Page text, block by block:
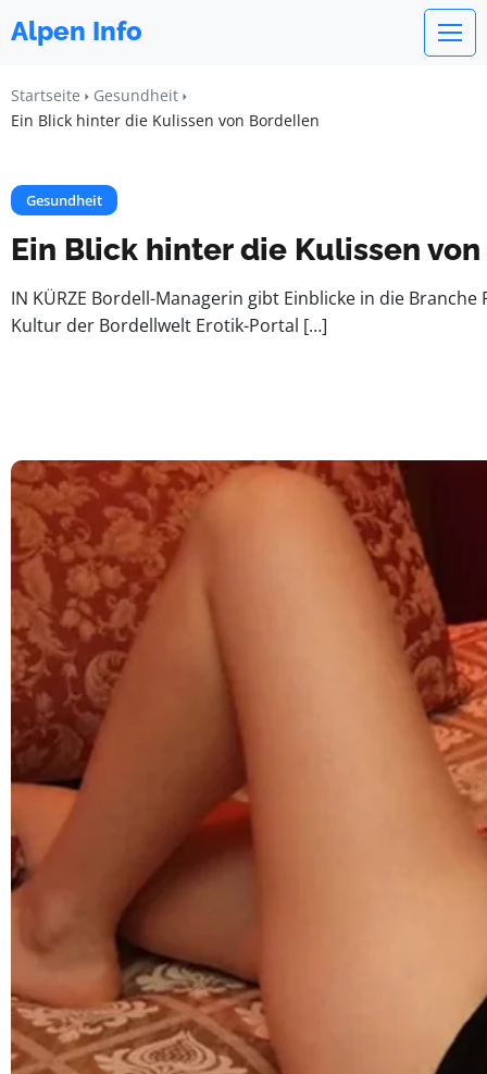
Alpen Info
Startseite
Gesundheit
Ein Blick hinter die Kulissen von Bordellen
Gesundheit
Ein Blick hinter die Kulissen
IN KÜRZE Bordell-Managerin gibt Einblicke in die
Kultur der Bordellwelt Erotik-Portal […]